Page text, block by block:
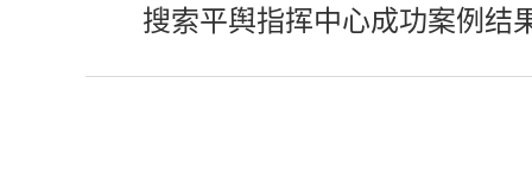
搜索平舆指挥中心成功案例结